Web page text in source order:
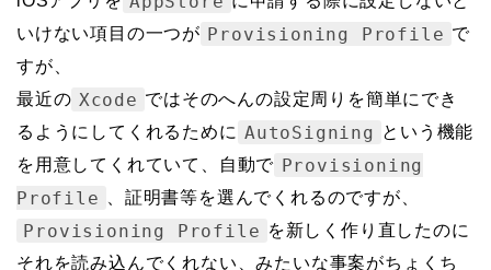
いけない項目の一つが Provisioning Profile で
すが、
最近の Xcode ではそのへんの設定周りを簡単にでき
るようにしてくれるために AutoSigning という機能
を用意してくれていて、自動で Provisioning
Profile
、証明書等を選んでくれるのですが、
Provisioning Profile を新しく作り直したのに
それを読み込んでくれない、みたいな事案がちょくち